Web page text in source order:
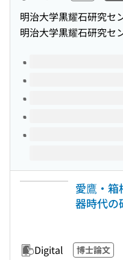
明治大学黒耀石研究セ
明治大学黒耀石研究セ
Volumes of this title
愛鷹・箱
器時代の
Digital 博士論文